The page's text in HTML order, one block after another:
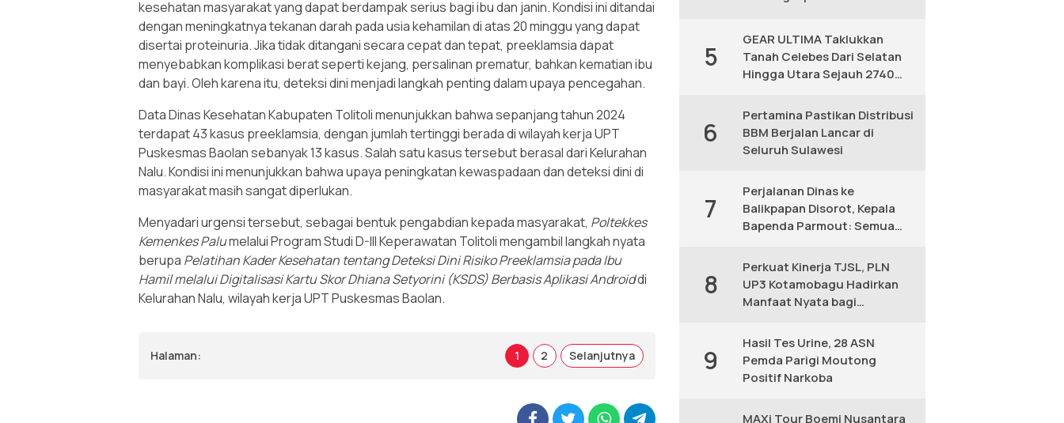
kesehatan masyarakat yang dapat berdampak serius bagi ibu dan janin. Kondisi ini ditandai
dengan meningkatnya tekanan darah pada usia kehamilan di atas 20 minggu yang dapat
disertai proteinuria. Jika tidak ditangani secara cepat dan tepat, preeklamsia dapat
menyebabkan komplikasi berat seperti kejang, persalinan prematur, bahkan kematian ibu
dan bayi. Oleh karena itu, deteksi dini menjadi langkah penting dalam upaya pencegahan.
Data Dinas Kesehatan Kabupaten Tolitoli menunjukkan bahwa sepanjang tahun 2024
terdapat 43 kasus preeklamsia, dengan jumlah tertinggi berada di wilayah kerja UPT
Puskesmas Baolan sebanyak 13 kasus. Salah satu kasus tersebut berasal dari Kelurahan
Nalu. Kondisi ini menunjukkan bahwa upaya peningkatan kewaspadaan dan deteksi dini di
masyarakat masih sangat diperlukan.
Menyadari urgensi tersebut, sebagai bentuk pengabdian kepada masyarakat, Poltekkes
Kemenkes Palumelalui Program Studi D-III Keperawatan Tolitoli mengambil langkah nyata
berupa Pelatihan Kader Kesehatan tentang Deteksi Dini Risiko Preeklamsia pada Ibu
Hamil melalui Digitalisasi Kartu Skor Dhiana Setyorini (KSDS) Berbasis Aplikasi Androiddi
Kelurahan Nalu, wilayah kerja UPT Puskesmas Baolan.
Halaman: 1 2 Selanjutnya
5
GEAR ULTIMA Taklukkan
Tanah Celebes Dari Selatan
Hingga Utara Sejauh 2740
6
Pertamina Pastikan Distribusi
BBM Berjalan Lancar di
Seluruh Sulawesi
7
Perjalanan Dinas ke
Balikpapan Disorot, Kepala
Bapenda Parmout: Semua
8
Perkuat Kinerja TJSL, PLN
UP3 Kotamobagu Hadirkan
Manfaat Nyata bagi
9
Hasil Tes Urine, 28 ASN
Pemda Parigi Moutong
Positif Narkoba
MAXi Tour Boemi Nusantara